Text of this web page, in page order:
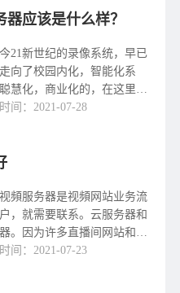
中获益，共同奋...
应该是什么样？
21新世纪的录像系统，早已
向了校园内化，智能化系
慧化，商业化的，在这里短
年時间，获得了非常大的发
关键的奉献。自...
间：2021-07-28
頻服务器是视頻网站业务流
，就需要联系。云服务器和
。因为许多直播间网站和一
储存文档的视频源站，例如
间：2021-07-23